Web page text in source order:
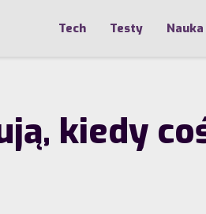
Tech Testy Nauka
kiedy